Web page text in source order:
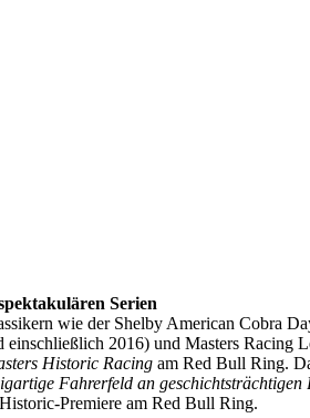
Serien
wie der Shelby American Cobra
2016) und Masters Racing
Historic Racing am Red Bull Ring.
Fahrerfeld an
Premiere am Red Bull Ring.